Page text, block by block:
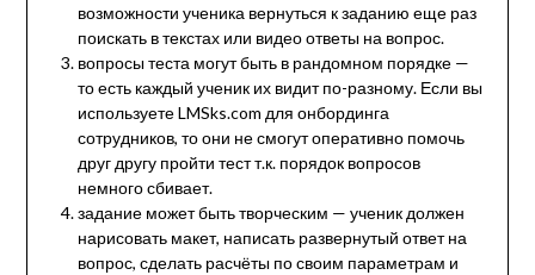
возможности ученика вернуться к заданию еще раз
поискать в текстах или видео ответы на вопрос.
вопросы теста могут быть в рандомном порядке —
то есть каждый ученик их видит по-разному. Если вы
используете LMSks.com для онбординга
сотрудников, то они не смогут оперативно помочь
друг другу пройти тест т.к. порядок вопросов
немного сбивает.
задание может быть творческим — ученик должен
нарисовать макет, написать развернутый ответ на
вопрос, сделать расчёты по своим параметрам и